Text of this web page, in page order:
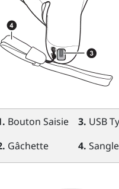
Bouton Saisie
Gâchette
3. USB
4. Sangle